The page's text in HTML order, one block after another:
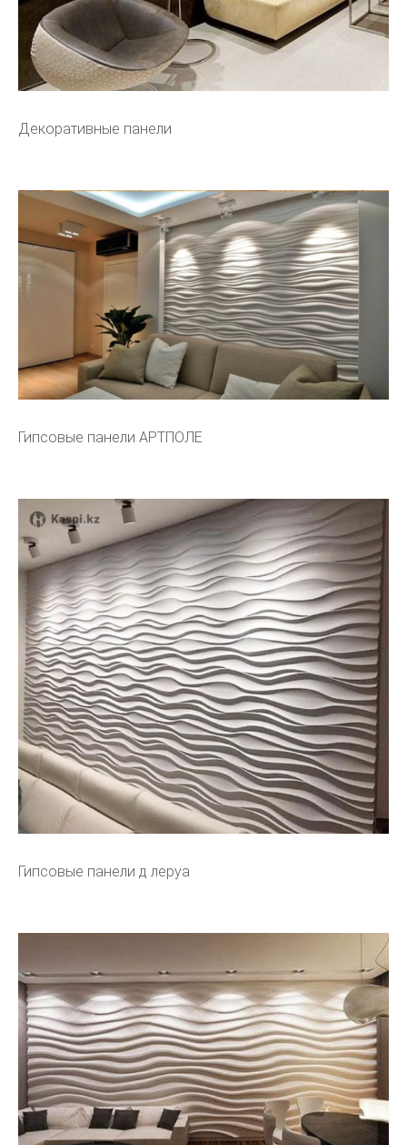
Декоративные панели
Гипсовые панели АРТПОЛЕ
Гипсовые панели д леруа